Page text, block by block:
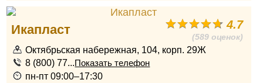
4.7
(589 оценок)
Икапласт
Октябрьская набережная, 104, корп. 29Ж
8 (800) 77...Показать телефон
пн-пт 09:00–17:30